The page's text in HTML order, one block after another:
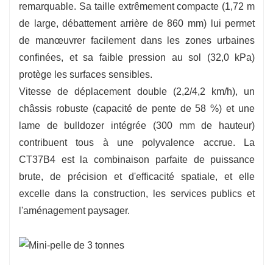
remarquable. Sa taille extrêmement compacte (1,72 m
de large, débattement arrière de 860 mm) lui permet
de manœuvrer facilement dans les zones urbaines
confinées, et sa faible pression au sol (32,0 kPa)
protège les surfaces sensibles.
Vitesse de déplacement double (2,2/4,2 km/h), un
châssis robuste (capacité de pente de 58 %) et une
lame de bulldozer intégrée (300 mm de hauteur)
contribuent tous à une polyvalence accrue. La
CT37B4 est la combinaison parfaite de puissance
brute, de précision et d'efficacité spatiale, et elle
excelle dans la construction, les services publics et
l'aménagement paysager.